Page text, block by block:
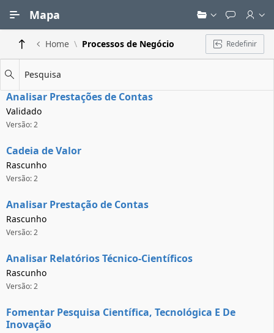
Mapa
Home Processos de Negócio Redefinir
Pesquisa
Analisar Prestações de Contas
Validado
Versão: 2
Cadeia de Valor
Rascunho
Versão: 2
Analisar Prestação de Contas
Rascunho
Versão: 2
Analisar Relatórios Técnico-Científicos
Rascunho
Versão: 2
Fomentar Pesquisa Científica, Tecnológica E De
Inovação